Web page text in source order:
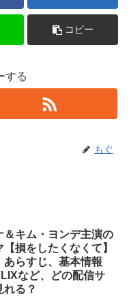
コピー
する
もぐ
＆キム・ヨンデ主演の
損をしたくなくて】
あらすじ、基本情報
など、どの配信サ
れる？